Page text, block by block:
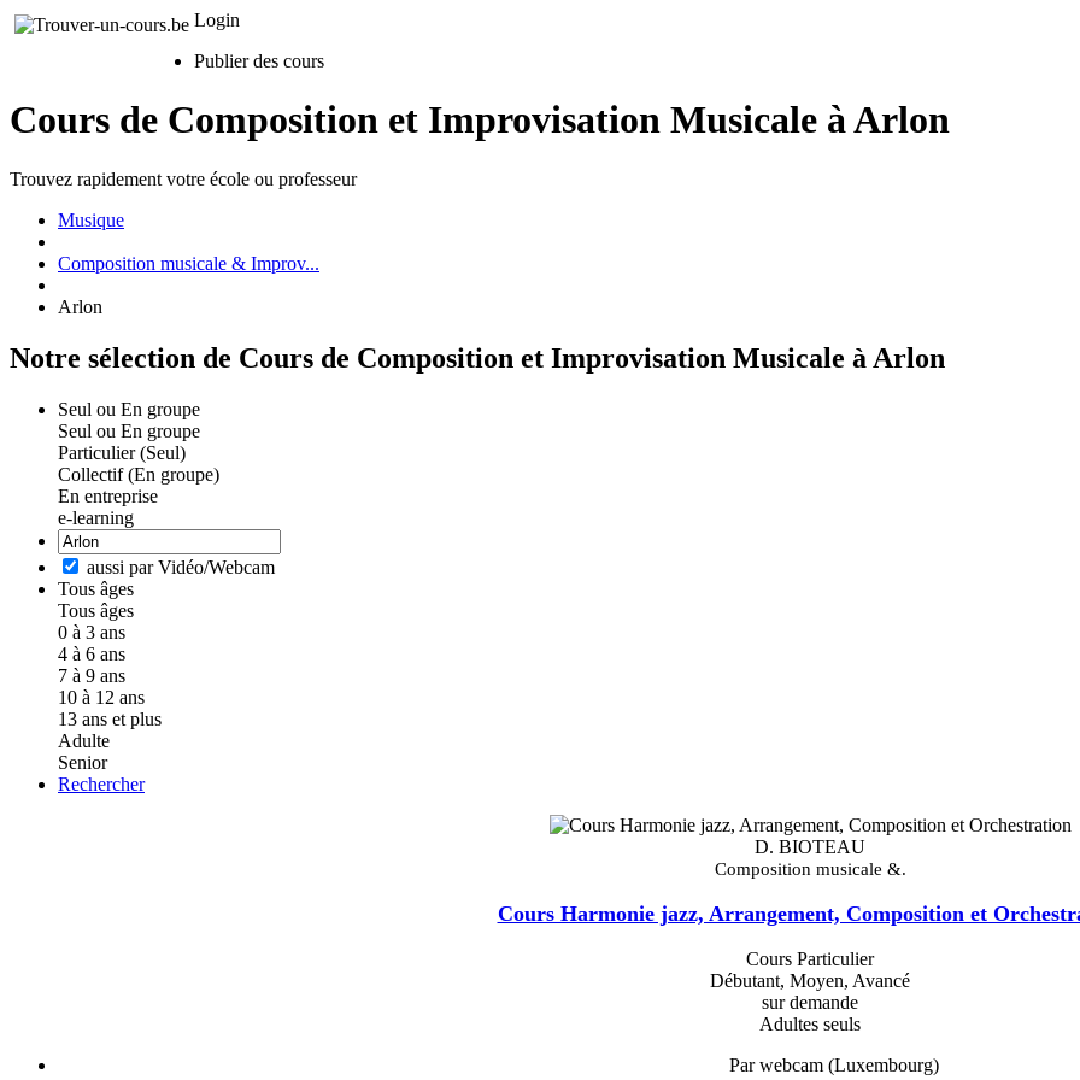
Login
Publier des cours
Cours de Composition et Improvisation Musicale à Arlon
Trouvez rapidement votre école ou professeur
Musique
Composition musicale & Improv...
Arlon
Notre sélection de Cours de Composition et Improvisation Musicale à Arlon
Seul ou En groupe
Seul ou En groupe
Particulier (Seul)
Collectif (En groupe)
En entreprise
e-learning
aussi par Vidéo/Webcam
Tous âges
Tous âges
0 à 3 ans
4 à 6 ans
7 à 9 ans
10 à 12 ans
13 ans et plus
Adulte
Senior
Rechercher
D. BIOTEAU
Composition musicale &.
Cours Harmonie jazz, Arrangement, Composition et
Cours Particulier
Débutant, Moyen, Avancé
sur demande
Adultes seuls
Par webcam (Luxembourg)